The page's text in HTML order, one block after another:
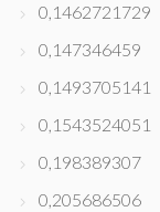
0,1462721729
0,147346459
0,1493705141
0,1543524051
0,198389307
0,205686506